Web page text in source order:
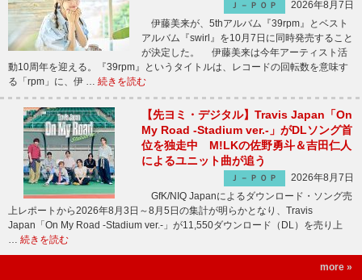
Ｊ－ＰＯＰ
2026年8月7日
伊藤美来が、5thアルバム『39rpm』とベスト
アルバム『swirl』を10月7日に同時発売すること
が決定した。 伊藤美来は今年アーティスト活
動10周年を迎える。『39rpm』というタイトルは、レコードの回転数を意味す
る「rpm」に、伊 … 続きを読む
【先ヨミ・デジタル】Travis Japan「On
My Road -Stadium ver.-」がDLソング首
位を独走中 M!LKの佐野勇斗＆吉田仁人
によるユニット曲が追う
Ｊ－ＰＯＰ
2026年8月7日
GfK/NIQ Japanによるダウンロード・ソング売
上レポートから2026年8月3日～8月5日の集計が明らかとなり、Travis
Japan「On My Road -Stadium ver.-」が11,550ダウンロード（DL）を売り上
… 続きを読む
more »